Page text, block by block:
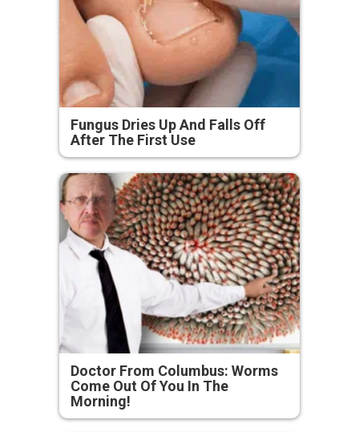
Fungus Dries Up And Falls Off
After The First Use
Doctor From Columbus: Worms
Come Out Of You In The
Morning!